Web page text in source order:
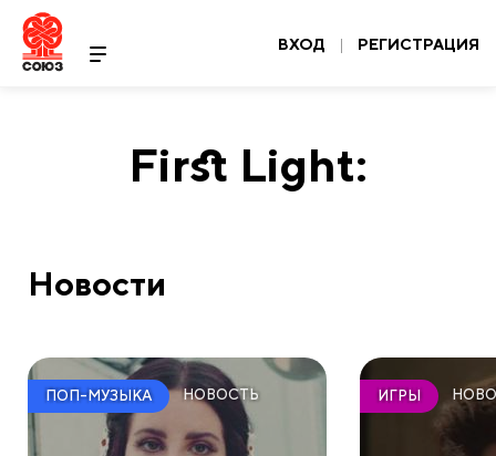
ВХОД | РЕГИСТРАЦИЯ
First Light:
Новости
ПОП-МУЗЫКА НОВОСТЬ ИГРЫ